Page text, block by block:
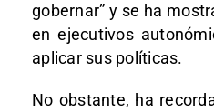
gobernar” y se ha
en ejecutivos
aplicar sus políticas.
No obstante, ha